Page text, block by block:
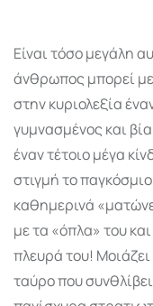
Είναι τόσο μεγάλη
άνθρωπος μπορεί
στην κυριολεξία
γυμνασμένος και
έναν τέτοιο μέγα
στιγμή το
καθημερινά
με τα «όπλα» του
πλευ­ρά του!
ταύρο που